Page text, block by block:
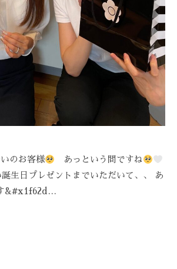
のお客様
あっという間ですね
生日プレゼントまでいただいて、、 あ
&#x1f62d…